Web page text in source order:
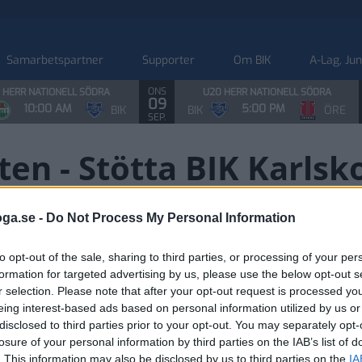
- Do Not Process My Personal Information
opt-out of the sale, sharing to third parties, or processing of your
for targeted advertising by us, please use the below opt-out
selection. Please note that after your opt-out request is processed
interest-based ads based on personal information utilized by us
to third parties prior to your opt-out. You may separately
of your personal information by third parties on the IAB’s list of
This information may also be disclosed by us to third parties on the
Samarbetspartner Supporter Om BIK A-Lag,
NATIONELL SÖDRA
10:00 AM BIK
ONS
09
SEP.
U20 HERR NATIONELL SÖDRA
BIK 5:00 PM ÖRE
- Stötta BIK
Tack för stödet!
till ungdomsidrotten. Men det är du och alla andra